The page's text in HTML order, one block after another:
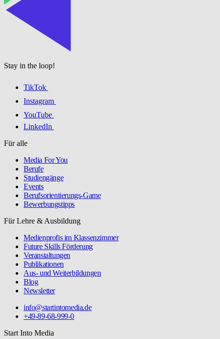
Stay in the loop!
TikTok
Instagram
YouTube
LinkedIn
Für alle
Media For You
Berufe
Studiengänge
Events
Berufsorientierungs-Game
Bewerbungstipps
Für Lehre & Ausbildung
Medienprofis im Klassenzimmer
Future Skills Förderung
Veranstaltungen
Publikationen
Aus- und Weiterbildungen
Blog
Newsletter
info@startintomedia.de
+49-89-68-999-0
Start Into Media